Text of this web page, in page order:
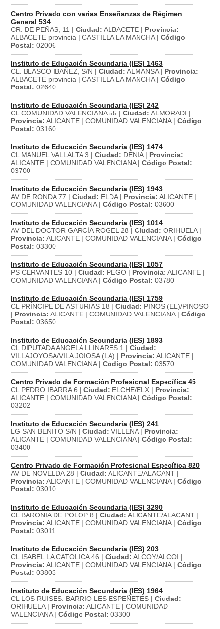
Centro Privado con varias Enseñanzas de Régimen
General 534
CR. DE PEÑAS, 11 | Ciudad: ALBACETE | Provincia:
ALBACETE provincia | CASTILLA LA MANCHA | Código
Postal: 02006
Instituto de Educación Secundaria (IES) 1463
CL. BLASCO IBAÑEZ, S/N | Ciudad: ALMANSA | Provincia:
ALBACETE provincia | CASTILLA LA MANCHA | Código
Postal: 02640
Instituto de Educación Secundaria (IES) 242
CL COMUNIDAD VALENCIANA 55 | Ciudad: ALMORADI |
Provincia: ALICANTE | COMUNIDAD VALENCIANA | Código
Postal: 03160
Instituto de Educación Secundaria (IES) 1474
CL MANUEL VALLALTA 3 | Ciudad: DENIA | Provincia:
ALICANTE | COMUNIDAD VALENCIANA | Código Postal:
03700
Instituto de Educación Secundaria (IES) 1943
AV DE RONDA 77 | Ciudad: ELDA | Provincia: ALICANTE |
COMUNIDAD VALENCIANA | Código Postal: 03600
Instituto de Educación Secundaria (IES) 1014
AV DEL DOCTOR GARCÍA ROGEL 28 | Ciudad: ORIHUELA |
Provincia: ALICANTE | COMUNIDAD VALENCIANA | Código
Postal: 03300
Instituto de Educación Secundaria (IES) 1057
PS CERVANTES 10 | Ciudad: PEGO | Provincia: ALICANTE |
COMUNIDAD VALENCIANA | Código Postal: 03780
Instituto de Educación Secundaria (IES) 1759
CL PRÍNCIPE DE ASTURIAS 18 | Ciudad: PINOS (EL)/PINOSO
| Provincia: ALICANTE | COMUNIDAD VALENCIANA | Código
Postal: 03650
Instituto de Educación Secundaria (IES) 1893
CL DIPUTADA ANGELA LLINARES 1 | Ciudad:
VILLAJOYOSA/VILA JOIOSA (LA) | Provincia: ALICANTE |
COMUNIDAD VALENCIANA | Código Postal: 03570
Centro Privado de Formación Profesional Específica 45
CL PEDRO IBARRA 6 | Ciudad: ELCHE/ELX | Provincia:
ALICANTE | COMUNIDAD VALENCIANA | Código Postal:
03202
Instituto de Educación Secundaria (IES) 241
LG SAN BENITO S/N | Ciudad: VILLENA | Provincia:
ALICANTE | COMUNIDAD VALENCIANA | Código Postal:
03400
Centro Privado de Formación Profesional Específica 820
AV DE NOVELDA 28 | Ciudad: ALICANTE/ALACANT |
Provincia: ALICANTE | COMUNIDAD VALENCIANA | Código
Postal: 03010
Instituto de Educación Secundaria (IES) 3290
CL BARONIA DE POLOP 8 | Ciudad: ALICANTE/ALACANT |
Provincia: ALICANTE | COMUNIDAD VALENCIANA | Código
Postal: 03011
Instituto de Educación Secundaria (IES) 203
CL ISABEL LA CATOLICA 46 | Ciudad: ALCOY/ALCOI |
Provincia: ALICANTE | COMUNIDAD VALENCIANA | Código
Postal: 03803
Instituto de Educación Secundaria (IES) 1964
CL LOS RUISES. BARRIO LES ESPEÑETES | Ciudad:
ORIHUELA | Provincia: ALICANTE | COMUNIDAD
VALENCIANA | Código Postal: 03300